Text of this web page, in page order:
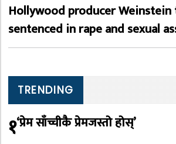
Hollywood producer
sentenced in rape and sexual
TRENDING
१‘प्रेम साँच्चीकै प्रेमजस्तो होस्’